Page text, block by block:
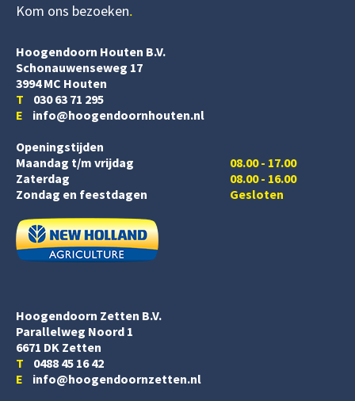
Kom ons bezoeken
Hoogendoorn Houten B.V.
Schonauwenseweg 17
3994 MC Houten
T 030 63 71 295
E info@hoogendoornhouten.nl
Openingstijden
Maandag t/m vrijdag
Zaterdag
08.00 - 17.00
08.00 - 16.00
Zondag en feestdagen
Gesloten
Hoogendoorn Zetten B.V.
Parallelweg Noord 1
6671 DK Zetten
T 0488 45 16 42
E info@hoogendoornzetten.nl